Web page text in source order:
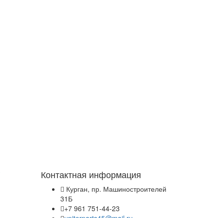
Контактная информация
Курган, пр. Машиностроителей
31Б
+7 961 751-44-23